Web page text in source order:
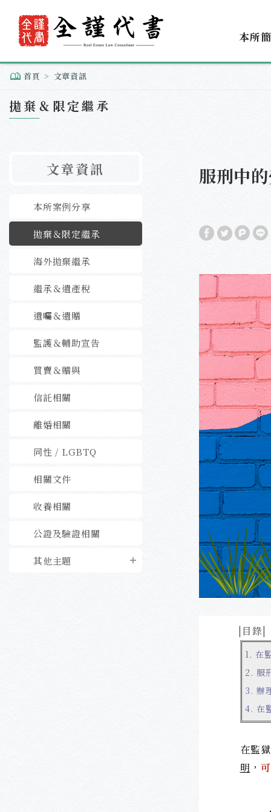
本所
首頁 文章資訊
拋棄＆限定繼承
文章資訊
本所案例分享
拋棄＆限定繼承
海外拋棄繼承
繼承＆遺產稅
遺囑＆遺贈
監護＆輔助宣告
買賣＆贈與
信託相關
離婚相關
同性 / LGBTQ
相關文件
收養相關
公證及驗證相關
其他主題
服刑中
|目錄|
1. 在
2. 服
3. 辦
4. 在
在監
明 ，